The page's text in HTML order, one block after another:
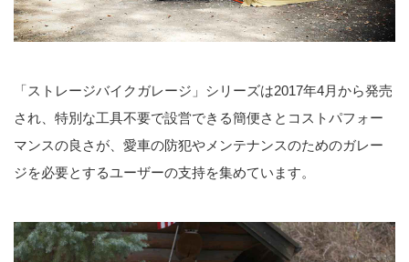
「ストレージバイクガレージ」シリーズは2017年4月から発売
され、特別な工具不要で設営できる簡便さとコストパフォー
マンスの良さが、愛車の防犯やメンテナンスのためのガレー
ジを必要とするユーザーの支持を集めています。